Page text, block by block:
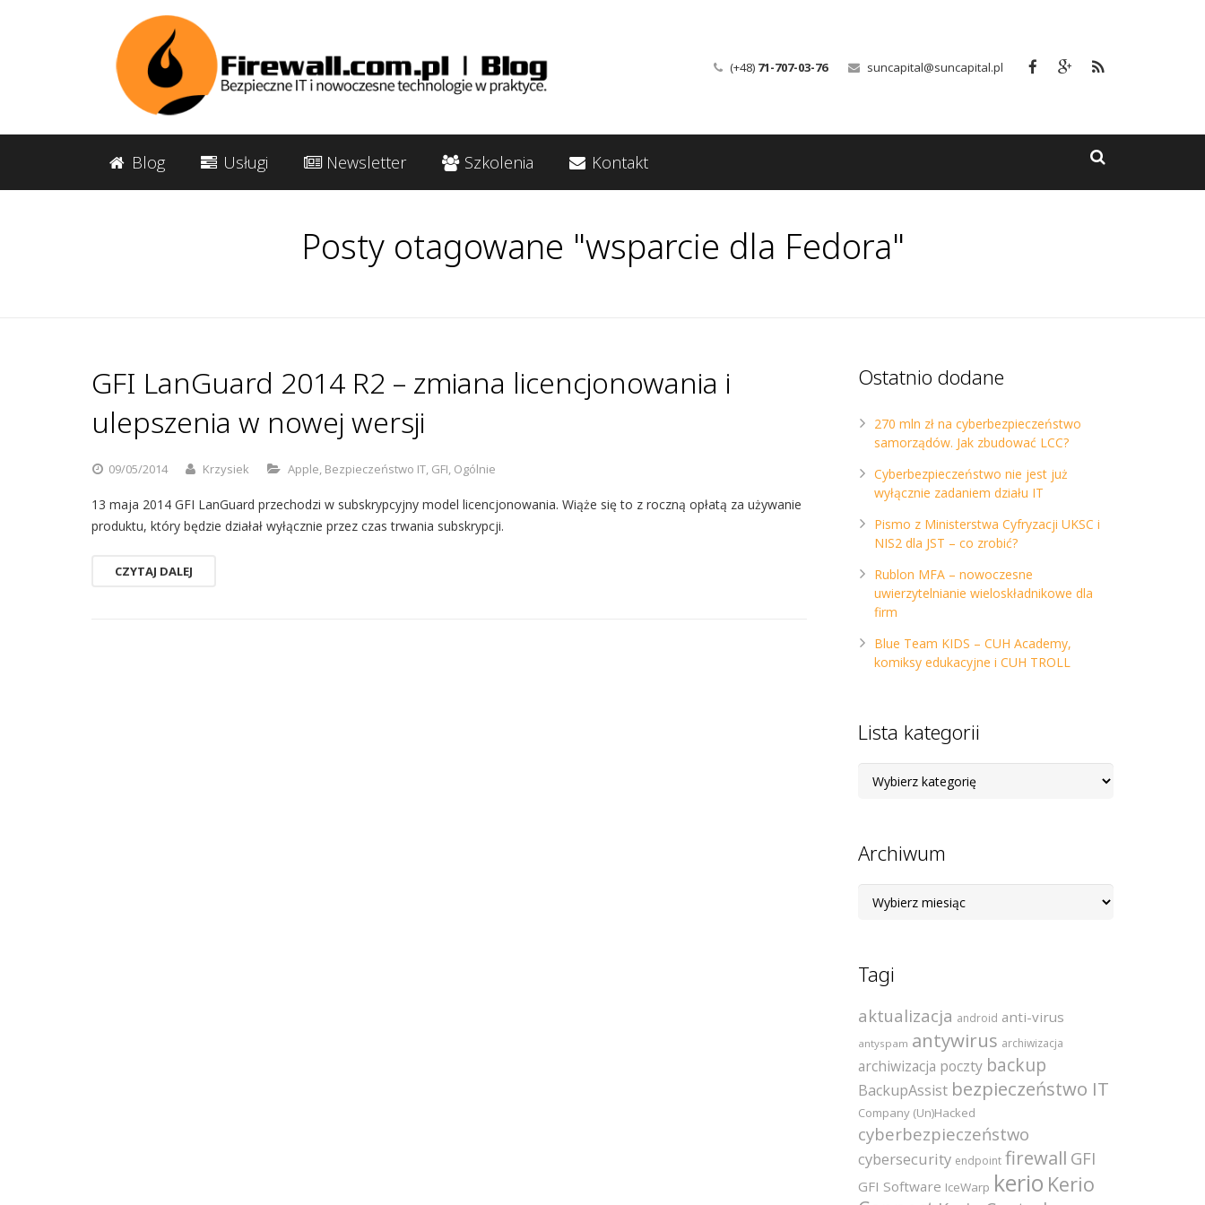
(+48) 71-707-03-76 suncapital@suncapital.pl
Blog Usługi Newsletter Szkolenia Kontakt
Posty otagowane "wsparcie dla Fedora"
GFI LanGuard 2014 R2 – zmiana licencjonowania i
ulepszenia w nowej wersji
09/05/2014 Krzysiek Apple, Bezpieczeństwo IT, GFI, Ogólnie
13 maja 2014 GFI LanGuard przechodzi w subskrypcyjny model licencjonowania. Wiąże się to z roczną opłatą za używanie
produktu, który będzie działał wyłącznie przez czas trwania subskrypcji.
CZYTAJ DALEJ
Ostatnio dodane
270 mln zł na cyberbezpieczeństwo
samorządów. Jak zbudować LCC?
Cyberbezpieczeństwo nie jest już
wyłącznie zadaniem działu IT
Pismo z Ministerstwa Cyfryzacji UKSC i
NIS2 dla JST – co zrobić?
Rublon MFA – nowoczesne
uwierzytelnianie wieloskładnikowe dla
firm
Blue Team KIDS – CUH Academy,
komiksy edukacyjne i CUH TROLL
Lista kategorii
kategorii
Archiwum
Archiwum
Tagi
aktualizacja android anti-virus
antyspam antywirus archiwizacja
archiwizacja poczty backup
BackupAssist bezpieczeństwo IT
Company (Un)Hacked
cyberbezpieczeństwo
cybersecurity endpoint firewall GFI
GFI Software IceWarp kerio Kerio